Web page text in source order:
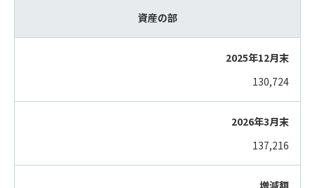
資産の部
130,724
137,216